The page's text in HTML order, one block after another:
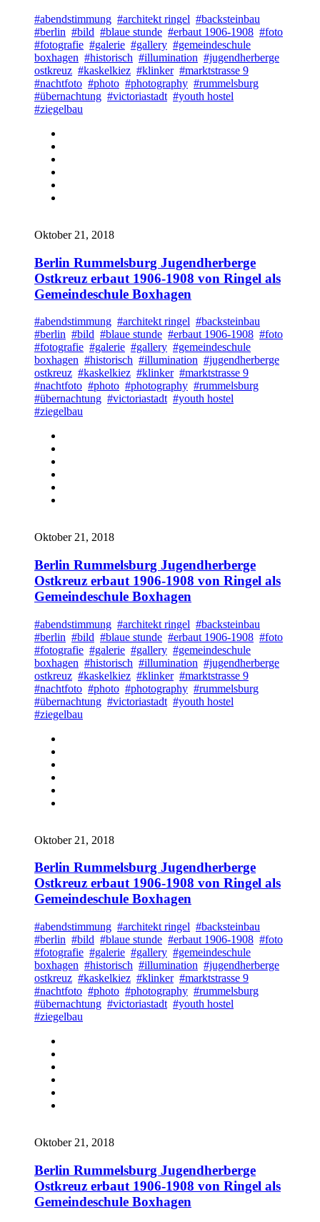
#abendstimmung #architekt ringel #backsteinbau
#berlin #bild #blaue stunde #erbaut 1906-1908 #foto
#fotografie #galerie #gallery #gemeindeschule
boxhagen #historisch #illumination #jugendherberge
ostkreuz #kaskelkiez #klinker #marktstrasse 9
#nachtfoto #photo #photography #rummelsburg
#übernachtung #victoriastadt #youth hostel
#ziegelbau
Oktober 21, 2018
Berlin Rummelsburg Jugendherberge
Ostkreuz erbaut 1906-1908 von Ringel als
Gemeindeschule Boxhagen
#abendstimmung #architekt ringel #backsteinbau
#berlin #bild #blaue stunde #erbaut 1906-1908 #foto
#fotografie #galerie #gallery #gemeindeschule
boxhagen #historisch #illumination #jugendherberge
ostkreuz #kaskelkiez #klinker #marktstrasse 9
#nachtfoto #photo #photography #rummelsburg
#übernachtung #victoriastadt #youth hostel
#ziegelbau
Oktober 21, 2018
Berlin Rummelsburg Jugendherberge
Ostkreuz erbaut 1906-1908 von Ringel als
Gemeindeschule Boxhagen
#abendstimmung #architekt ringel #backsteinbau
#berlin #bild #blaue stunde #erbaut 1906-1908 #foto
#fotografie #galerie #gallery #gemeindeschule
boxhagen #historisch #illumination #jugendherberge
ostkreuz #kaskelkiez #klinker #marktstrasse 9
#nachtfoto #photo #photography #rummelsburg
#übernachtung #victoriastadt #youth hostel
#ziegelbau
Oktober 21, 2018
Berlin Rummelsburg Jugendherberge
Ostkreuz erbaut 1906-1908 von Ringel als
Gemeindeschule Boxhagen
#abendstimmung #architekt ringel #backsteinbau
#berlin #bild #blaue stunde #erbaut 1906-1908 #foto
#fotografie #galerie #gallery #gemeindeschule
boxhagen #historisch #illumination #jugendherberge
ostkreuz #kaskelkiez #klinker #marktstrasse 9
#nachtfoto #photo #photography #rummelsburg
#übernachtung #victoriastadt #youth hostel
#ziegelbau
Oktober 21, 2018
Berlin Rummelsburg Jugendherberge
Ostkreuz erbaut 1906-1908 von Ringel als
Gemeindeschule Boxhagen